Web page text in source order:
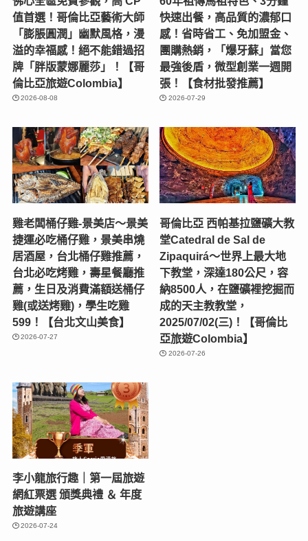
值首選！哥倫比亞藝術大師
「膨脹圓潤」幽默風格，漫
溢的幸福感！絕不能錯過招
牌「胖版蒙娜麗莎」！【哥
倫比亞旅遊Colombia】
2026-08-08
快速出餐，高品質的濃郁口
感！省時省工、免加盟金、
團購熱銷，「爆牙蘇」當您
最強後盾，微型創業一週開
張！【食材批發推薦】
2026-07-29
雞老闆桶仔雞-景美店〜景美
捷運必吃桶仔雞，景美串燒
居酒屋，台北桶仔雞推薦，
台北必吃烤雞，壽星餐廳推
薦，生日及消費滿額送桶仔
雞(或送烤雞)，學生吃雞
599！【台北文山美食】
2026-07-27
哥倫比亞 西帕基拉鹽礦大教
堂Catedral de Sal de
Zipaquirá～世界上最大地
下教堂，深達180公尺，容
納8500人，在鹽礦裡挖掘而
成的天主教教堂，
2025/07/02(三)！【哥倫比
亞旅遊Colombia】
2026-07-26
李小龍旅行趣｜第一屆旅遊
網紅票選 頒獎典禮 ＆ 年度
旅遊講座
2026-07-24